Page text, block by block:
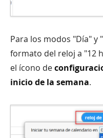
Para los modos "Día" y
formato del reloj a "12
el ícono de
inicio de la semana.